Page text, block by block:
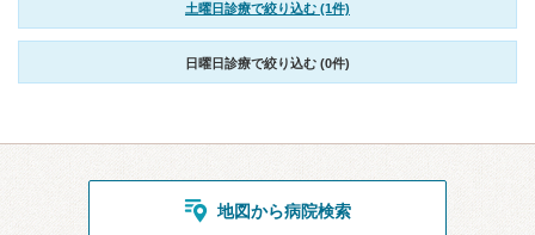
土曜日診療で絞り込む (1件)
日曜日診療で絞り込む (0件)
地図から病院検索